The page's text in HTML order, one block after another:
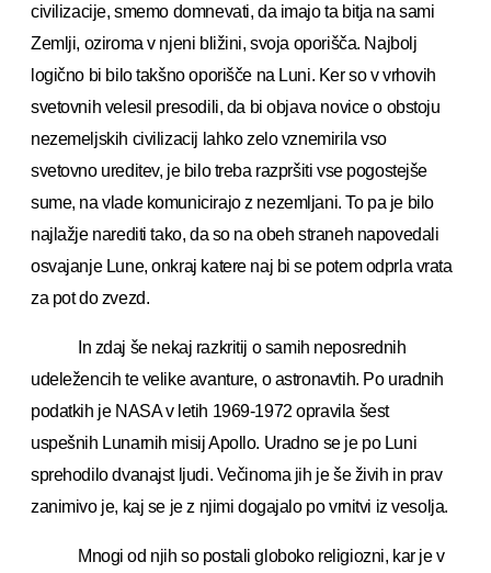
civilizacije, smemo domnevati, da imajo ta bitja na sami
Zemlji, oziroma v njeni bližini, svoja oporišča. Najbolj
logično bi bilo takšno oporišče na Luni. Ker so v vrhovih
svetovnih velesil presodili, da bi objava novice o obstoju
nezemeljskih civilizacij lahko zelo vznemirila vso
svetovno ureditev, je bilo treba razpršiti vse pogostejše
sume, na vlade komunicirajo z nezemljani. To pa je bilo
najlažje narediti tako, da so na obeh straneh napovedali
osvajanje Lune, onkraj katere naj bi se potem odprla vrata
za pot do zvezd.
In zdaj še nekaj razkritij o samih neposrednih
udeležencih te velike avanture, o astronavtih. Po uradnih
podatkih je NASA v letih 1969-1972 opravila šest
uspešnih Lunarnih misij Apollo. Uradno se je po Luni
sprehodilo dvanajst ljudi. Večinoma jih je še živih in prav
zanimivo je, kaj se je z njimi dogajalo po vrnitvi iz vesolja.
Mnogi od njih so postali globoko religiozni, kar je v